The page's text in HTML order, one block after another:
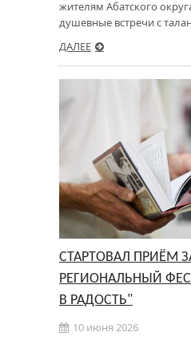
жителям Абатского
душевные встречи с
ДАЛЕЕ
СТАРТОВАЛ ПРИЁМ
РЕГИОНАЛЬНЫЙ
В РАДОСТЬ"
10 июня 2026